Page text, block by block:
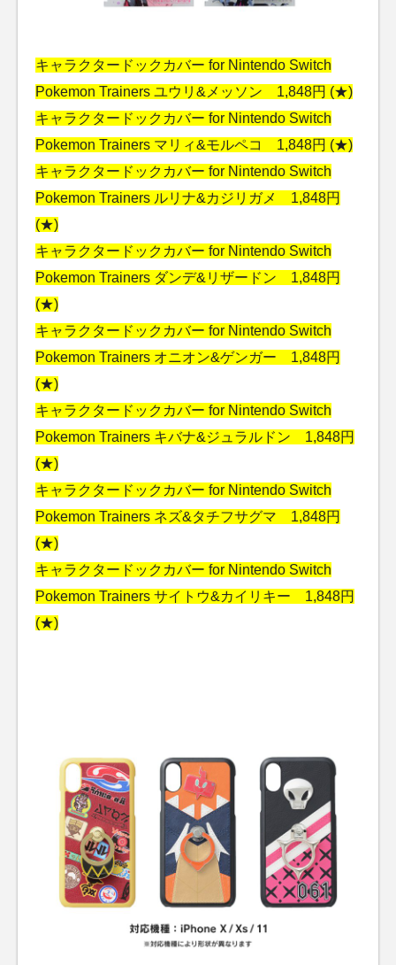
キャラクタードックカバー for Nintendo Switch
Pokemon Trainers ユウリ&メッソン 1,848円 (★)
キャラクタードックカバー for Nintendo Switch
Pokemon Trainers マリィ&モルペコ 1,848円 (★)
キャラクタードックカバー for Nintendo Switch
Pokemon Trainers ルリナ&カジリガメ 1,848円
(★)
キャラクタードックカバー for Nintendo Switch
Pokemon Trainers ダンデ&リザードン 1,848円
(★)
キャラクタードックカバー for Nintendo Switch
Pokemon Trainers オニオン&ゲンガー 1,848円
(★)
キャラクタードックカバー for Nintendo Switch
Pokemon Trainers キバナ&ジュラルドン 1,848円
(★)
キャラクタードックカバー for Nintendo Switch
Pokemon Trainers ネズ&タチフサグマ 1,848円
(★)
キャラクタードックカバー for Nintendo Switch
Pokemon Trainers サイトウ&カイリキー 1,848円
(★)